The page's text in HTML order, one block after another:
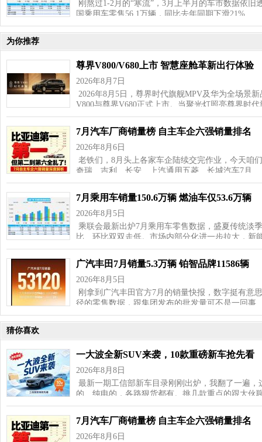
刚熬过1-2月的“寒流”，3月上半月的车市数据依
国乘用车零售56.1万辆，同比去年同期下滑21%…
为你推荐
尊界V800/V680上市 智慧座舱革新出行体验
2026年8月7日
2026年8月5日，尊界时代旗舰MPV及华为全场景
V800与尊界V680正式上市。当聚光灯照亮尊界时
7月汽车厂商销量榜 自主车企六强销量排名
2026年8月6日
老铁们，8月头上各家车企陆续交完作业，今天
奇瑞、吉利、长安、上汽通用五菱、长城汽车7月…
7月乘用车销量150.6万辆 燃油车仅53.6万辆
2026年8月5日
乘联会最新出炉7月乘用车零售数据，盛夏传统淡
比、环比双双走低。市场内部分化进一步拉大，新
广汽丰田7月销量5.3万辆 铂智品牌11586辆
2026年8月5日
刚拿到广汽丰田官方7月的销量快报，数字挺有
径的零售数据，跟集团发布的批发量可不是一回事
猜你喜欢
一大波全新SUV来袭，10款重磅新车抢先看
2026年8月8日
最新一期工信部新车目录刚刚出炉，我翻了一遍
的、纯电的，各路狠货都有。挑几款重点的跟大伙
7月汽车厂商销量榜 自主车企六强销量排名
2026年8月6日